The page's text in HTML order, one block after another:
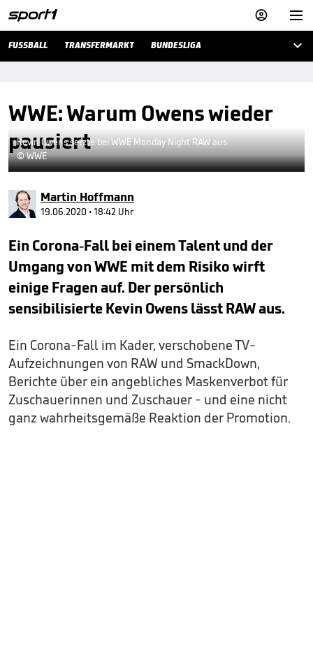


FUSSBALL TRANSFERMARKT BUNDESLIGA 
WWE: Warum Owens wieder
pausiert
Kevin Owens setzte bei WWE Monday Night RAW aus
© WWE
Martin Hoffmann
19.06.2020 • 18:42 Uhr
Ein Corona-Fall bei einem Talent und der
Umgang von WWE mit dem Risiko wirft
einige Fragen auf. Der persönlich
sensibilisierte Kevin Owens lässt RAW aus.
Ein Corona-Fall im Kader, verschobene TV-
Aufzeichnungen von RAW und SmackDown,
Berichte über ein angebliches Maskenverbot für
Zuschauerinnen und Zuschauer - und eine nicht
ganz wahrheitsgemäße Reaktion der Promotion.